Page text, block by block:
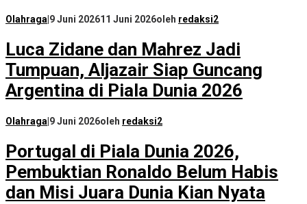
Olahraga 9 Juni 202611 Juni 2026oleh redaksi2
Luca Zidane dan Mahrez Jadi
Tumpuan, Aljazair Siap Guncang
Argentina di Piala Dunia 2026
Olahraga 9 Juni 2026oleh redaksi2
Portugal di Piala Dunia 2026,
Pembuktian Ronaldo Belum Habis
dan Misi Juara Dunia Kian Nyata